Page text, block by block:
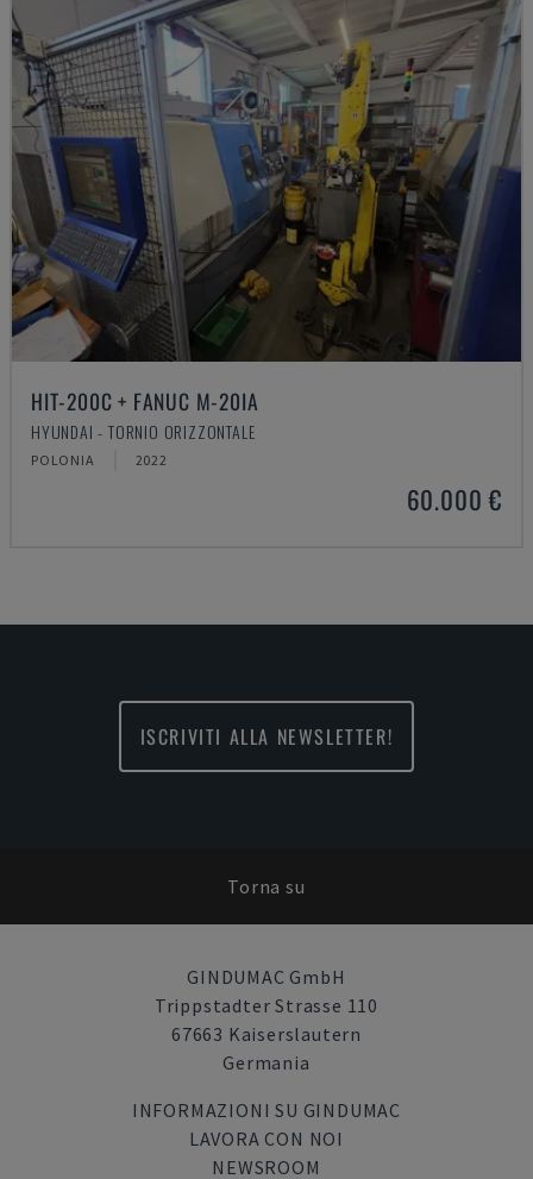
HIT-200C + FANUC M-20IA
HYUNDAI - TORNIO ORIZZONTALE
POLONIA 2022
60.000 €
ISCRIVITI ALLA NEWSLETTER!
Torna su
GINDUMAC GmbH
Trippstadter Strasse 110
67663 Kaiserslautern
Germania
INFORMAZIONI SU GINDUMAC
LAVORA CON NOI
NEWSROOM